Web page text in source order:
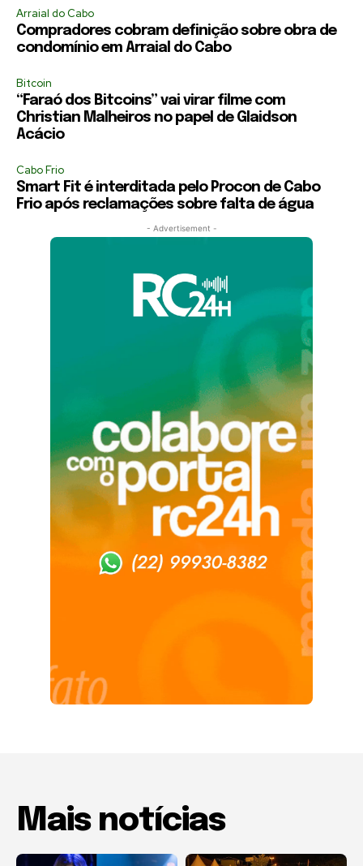
Arraial do Cabo
Compradores cobram definição sobre obra de
condomínio em Arraial do Cabo
Bitcoin
“Faraó dos Bitcoins” vai virar filme com
Christian Malheiros no papel de Glaidson
Acácio
Cabo Frio
Smart Fit é interditada pelo Procon de Cabo
Frio após reclamações sobre falta de água
- Advertisement -
Mais notícias